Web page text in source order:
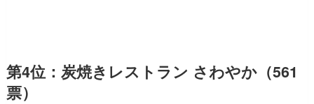
第4位：炭焼きレストラン さわやか（561
票）